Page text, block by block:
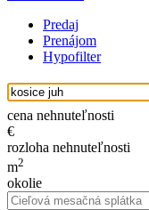
Predaj
Prenájom
Hypofilter
cena nehnuteľnosti
€
rozloha nehnuteľnosti
m2
okolie